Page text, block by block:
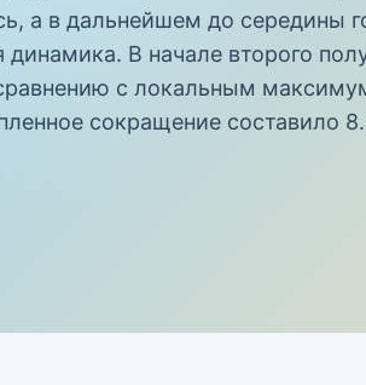
а в дальнейшем до середины
динамика. В начале второго
с локальным
сокращение составило